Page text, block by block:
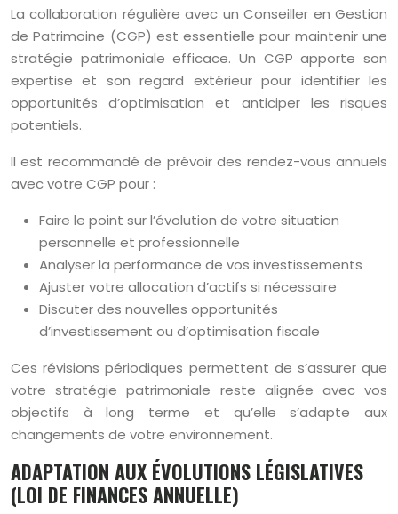
La collaboration régulière avec un Conseiller en Gestion
de Patrimoine (CGP) est essentielle pour maintenir une
stratégie patrimoniale efficace. Un CGP apporte son
expertise et son regard extérieur pour identifier les
opportunités d’optimisation et anticiper les risques
potentiels.
Il est recommandé de prévoir des rendez-vous annuels
avec votre CGP pour :
Faire le point sur l’évolution de votre situation
personnelle et professionnelle
Analyser la performance de vos investissements
Ajuster votre allocation d’actifs si nécessaire
Discuter des nouvelles opportunités
d’investissement ou d’optimisation fiscale
Ces révisions périodiques permettent de s’assurer que
votre stratégie patrimoniale reste alignée avec vos
objectifs à long terme et qu’elle s’adapte aux
changements de votre environnement.
ADAPTATION AUX ÉVOLUTIONS LÉGISLATIVES
(LOI DE FINANCES ANNUELLE)